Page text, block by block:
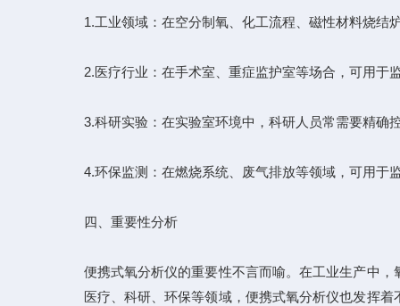
1.工业领域：在空分制氧、化工流程、磁性材料烧结
2.医疗行业：在手术室、重症监护室等场合，可用于
3.科研实验：在实验室环境中，科研人员常需要精确
4.环保监测：在燃烧系统、废气排放等领域，可用于
四、重要性分析
便携式氧分析仪的重要性不言而喻。在工业生产中
医疗、科研、环保等领域，便携式氧分析仪也发挥